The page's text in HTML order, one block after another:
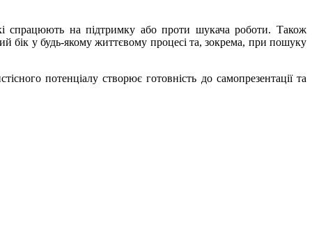
спрацюють на підтримку або проти шукача роботи. Також
бік у будь-якому життєвому процесі та, зокрема, при пошуку
потенціалу створює готовність до самопрезентації та